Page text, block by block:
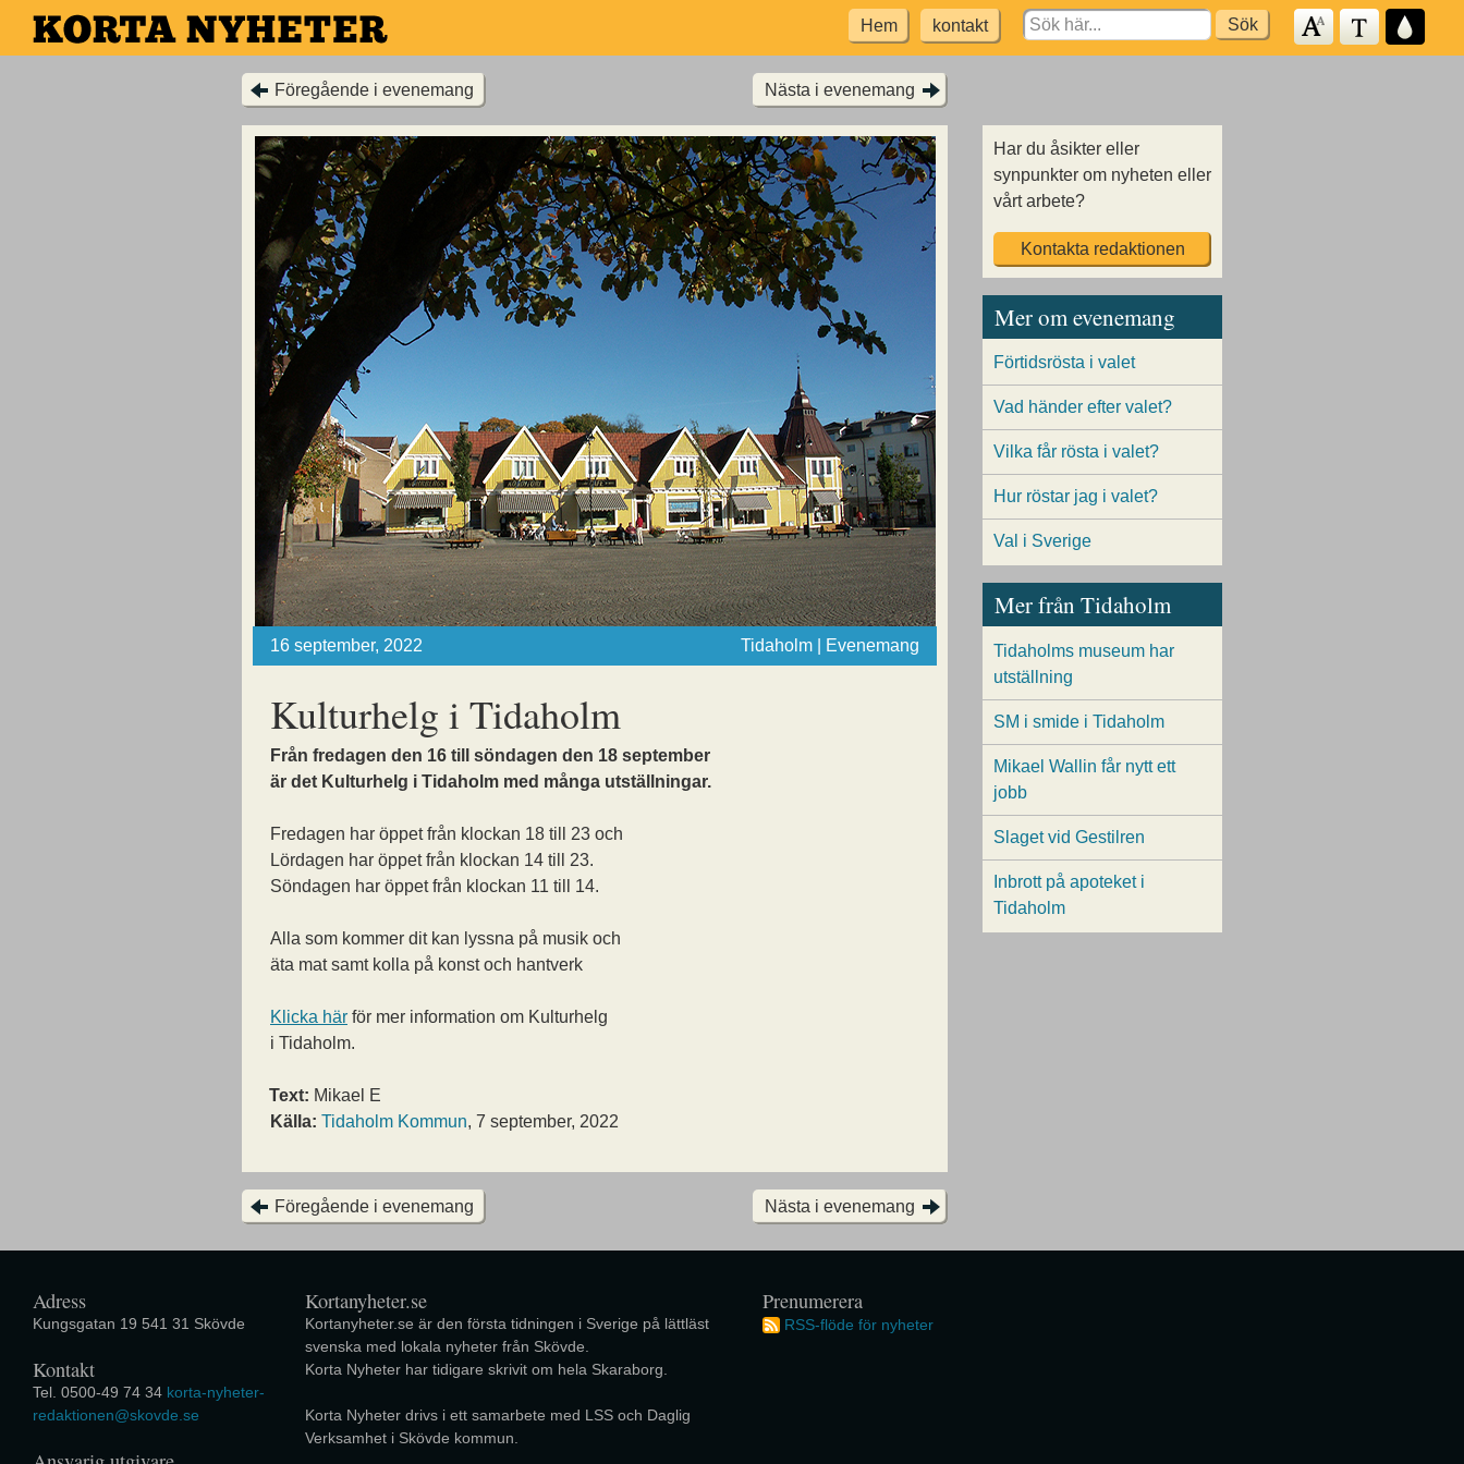
Hoppa
till
Hem kontakt
Search
for:
Föregående i evenemang Nästa i evenemang
16 september, 2022 Tidaholm | Evenemang
Kulturhelg i Tidaholm
Från fredagen den 16 till söndagen den 18 september
är det Kulturhelg i Tidaholm med många utställningar.
Fredagen har öppet från klockan 18 till 23 och
Lördagen har öppet från klockan 14 till 23.
Söndagen har öppet från klockan 11 till 14.
Alla som kommer dit kan lyssna på musik och
äta mat samt kolla på konst och hantverk
Klicka här för mer information om Kulturhelg
i Tidaholm.
Text: Mikael E
Källa: Tidaholm Kommun, 7 september, 2022
Föregående i evenemang Nästa i evenemang
Har du åsikter eller
synpunkter om nyheten eller
vårt arbete?
Kontakta redaktionen
Mer om evenemang
Förtidsrösta i valet
Vad händer efter valet?
Vilka får rösta i valet?
Hur röstar jag i valet?
Val i Sverige
Mer från Tidaholm
Tidaholms museum har
utställning
SM i smide i Tidaholm
Mikael Wallin får nytt ett
jobb
Slaget vid Gestilren
Inbrott på apoteket i
Tidaholm
Adress
Kungsgatan 19 541 31 Skövde
Kontakt
Tel. 0500-49 74 34 korta-nyheter-
redaktionen@skovde.se
Kortanyheter.se
Kortanyheter.se är den första tidningen i Sverige på lättläst
svenska med lokala nyheter från Skövde.
Korta Nyheter har tidigare skrivit om hela Skaraborg.
Korta Nyheter drivs i ett samarbete med LSS och Daglig
Verksamhet i Skövde kommun.
Prenumerera
RSS-flöde för nyheter